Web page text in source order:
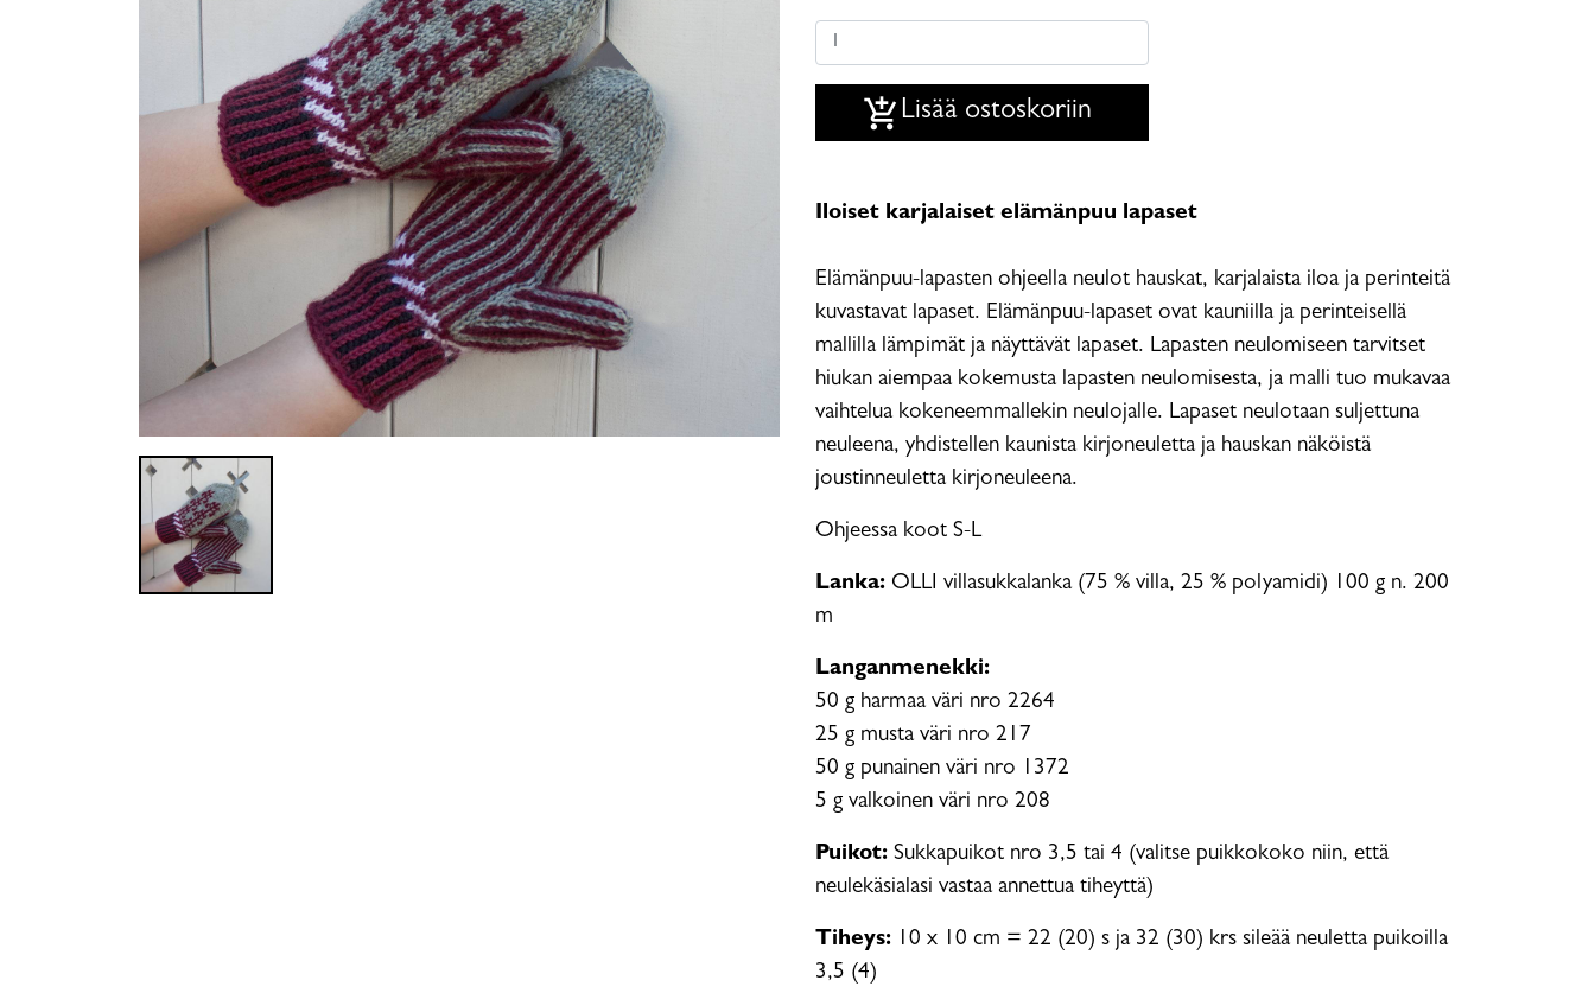
add_shopping_cart Lisää ostoskoriin
Iloiset karjalaiset elämänpuu lapaset
Elämänpuu-lapasten ohjeella neulot hauskat, karjalaista iloa ja perinteitä
kuvastavat lapaset. Elämänpuu-lapaset ovat kauniilla ja perinteisellä
mallilla lämpimät ja näyttävät lapaset. Lapasten neulomiseen tarvitset
hiukan aiempaa kokemusta lapasten neulomisesta, ja malli tuo mukavaa
vaihtelua kokeneemmallekin neulojalle. Lapaset neulotaan suljettuna
neuleena, yhdistellen kaunista kirjoneuletta ja hauskan näköistä
joustinneuletta kirjoneuleena.
Ohjeessa koot S-L
Lanka: OLLI villasukkalanka (75 % villa, 25 % polyamidi) 100 g n. 200
m
Langanmenekki:
50 g harmaa väri nro 2264
25 g musta väri nro 217
50 g punainen väri nro 1372
5 g valkoinen väri nro 208
Puikot: Sukkapuikot nro 3,5 tai 4 (valitse puikkokoko niin, että
neulekäsialasi vastaa annettua tiheyttä)
Tiheys: 10 x 10 cm = 22 (20) s ja 32 (30) krs sileää neuletta puikoilla
3,5 (4)